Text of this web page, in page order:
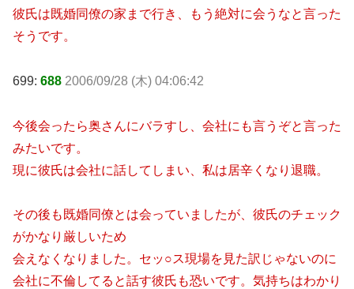
彼氏は既婚同僚の家まで行き、もう絶対に会うなと言った
そうです。
699: 688 2006/09/28 (木) 04:06:42
今後会ったら奥さんにバラすし、会社にも言うぞと言った
みたいです。
現に彼氏は会社に話してしまい、私は居辛くなり退職。
その後も既婚同僚とは会っていましたが、彼氏のチェック
がかなり厳しいため
会えなくなりました。セッ○ス現場を見た訳じゃないのに
会社に不倫してると話す彼氏も恐いです。気持ちはわかり